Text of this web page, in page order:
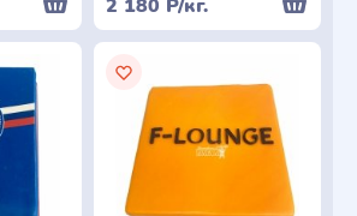
2 180 Р/кг.